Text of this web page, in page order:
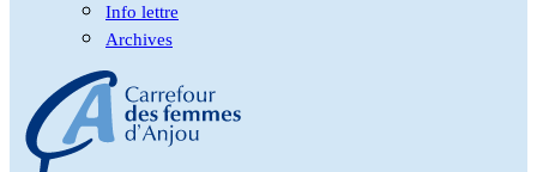
Info lettre
Archives